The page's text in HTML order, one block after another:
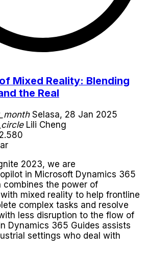
Mixed Reality: Blending
the Real
Selasa, 28 Jan 2025
Lili Cheng
2023, we are
in Microsoft Dynamics 365
combines the power of
mixed reality to help frontline
complex tasks and resolve
less disruption to the flow of
Dynamics 365 Guides assists
settings who deal with